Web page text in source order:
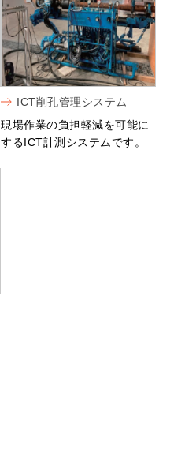
ICT削孔管理システム
現場作業の負担軽減を可能に
するICT計測システムです。